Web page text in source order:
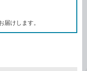
けします。